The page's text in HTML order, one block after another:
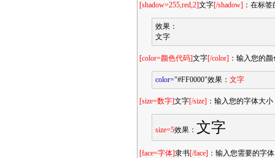
[shadow=255,red,2]文字[/shadow] ：在标
效果：
文字
[color=颜色代码]文字[/color] ：输入您的
color="#FF0000"效果： 文字
[size=数字]文字[/size] ：输入您的字体大
size=5效果： 文字
[face=字体]隶书[/face] ：输入您需要的字